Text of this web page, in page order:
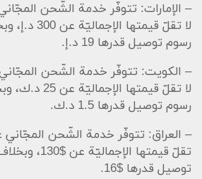
– الإمارات: تتوفّر خدمة الشّحن
لا تقلّ
رسوم توصيل قدرها 19 د.إ.
– الكويت: تتوفّر خدمة الشّحن
لا تقلّ قيمتها
رسوم توصيل قدرها 1.5 د.ك.
– العراق: تتوفّر خدمة الشّحن المجّاني
تقلّ قيمتها
توصيل قدرها $16.